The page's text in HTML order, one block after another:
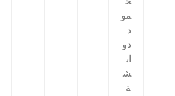
مو
د
دو
اب
ش
ة